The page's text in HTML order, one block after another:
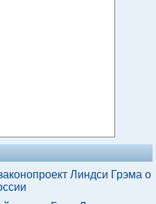
Линдси Грэма о